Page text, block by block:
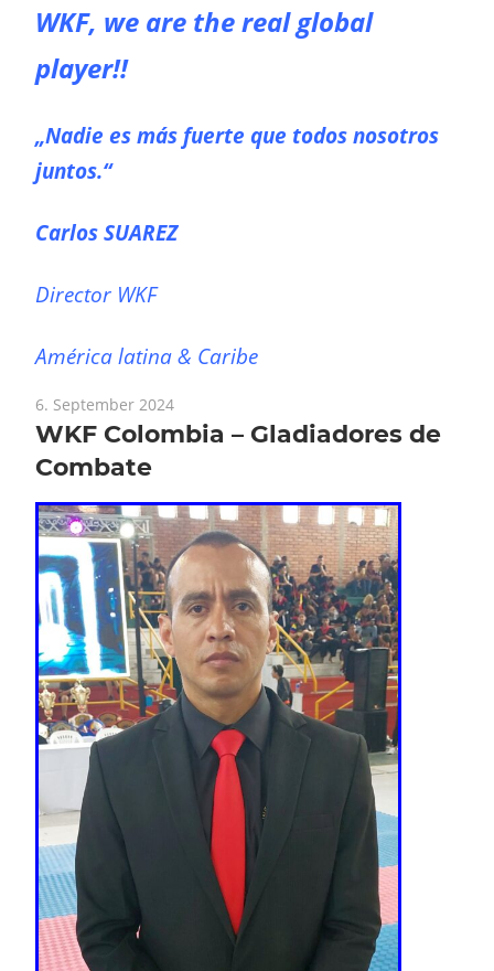
WKF, we are the real global
player!!
„Nadie es más fuerte que todos nosotros
juntos.“
Carlos SUAREZ
Director WKF
América latina & Caribe
6. September 2024
WKF Colombia – Gladiadores de
Combate